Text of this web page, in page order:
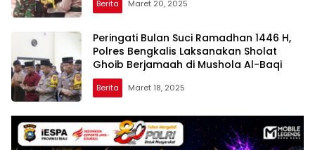
Berita Maret 20, 2025
Peringati Bulan Suci Ramadhan 1446 H,
Polres Bengkalis Laksanakan Sholat
Ghoib Berjamaah di Mushola Al-Baqi
Berita Maret 18, 2025